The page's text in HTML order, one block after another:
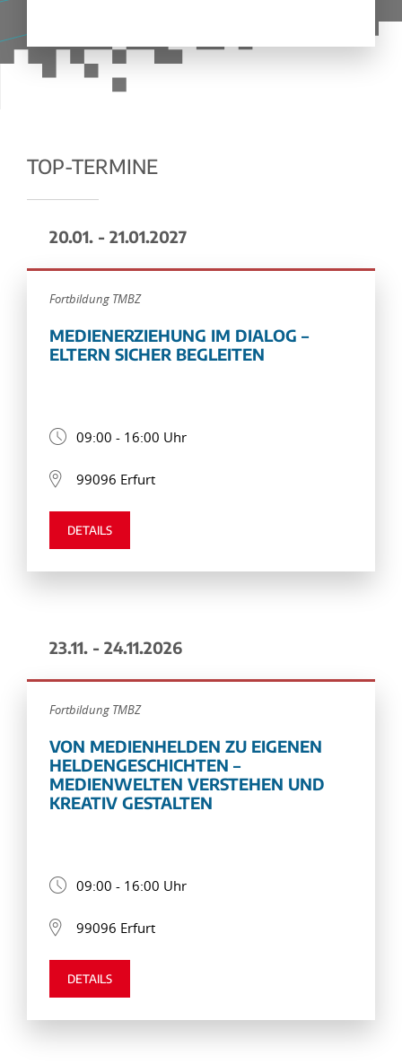
TOP-TERMINE
20.01. - 21.01.2027
Fortbildung TMBZ
MEDIENERZIEHUNG IM DIALOG –
ELTERN SICHER BEGLEITEN
09:00 - 16:00 Uhr
99096 Erfurt
DETAILS
23.11. - 24.11.2026
Fortbildung TMBZ
VON MEDIENHELDEN ZU EIGENEN
HELDENGESCHICHTEN –
MEDIENWELTEN VERSTEHEN UND
KREATIV GESTALTEN
09:00 - 16:00 Uhr
99096 Erfurt
DETAILS